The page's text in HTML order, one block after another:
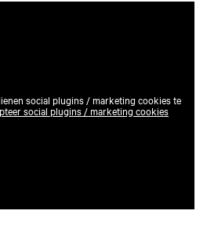
social plugins / marketing cookies te
social plugins / marketing cookies